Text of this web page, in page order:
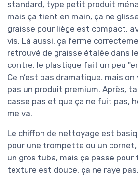
standard, type petit produit
mais ça tient en main, ça ne
graisse pour liège est compact,
vis. Là aussi, ça ferme
retrouvé de graisse étalée dans
contre, le plastique fait un peu
Ce n’est pas dramatique, mais on
pas un produit premium. Après,
casse pas et que ça ne fuit pas,
me va.
Le chiffon de nettoyage est
pour une trompette ou un
un gros tuba, mais ça passe pour
texture est douce, ça ne raye